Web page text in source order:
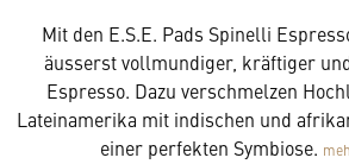
Mit den E.S.E. Pads Spinelli
äusserst vollmundiger, kräftiger
Espresso. Dazu verschmelzen
Lateinamerika mit indischen und
einer perfekten Symbiose.